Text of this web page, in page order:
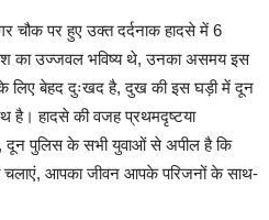
चौक पर हुए उक्त दर्दनाक हादसे में 6
का उज्जवल भविष्य थे, उनका असमय इस
लिए बेहद दुःखद है, दुख की इस घड़ी में दून
है। हादसे की वजह प्रथमदृष्टया
है, दून पुलिस के सभी युवाओं से अपील है कि
चलाएं, आपका जीवन आपके परिजनों के साथ-